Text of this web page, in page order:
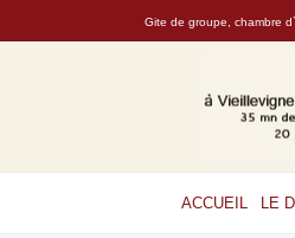
Gite de groupe, chambre
ACCUEIL LE